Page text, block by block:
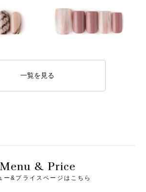
一覧を見る
Menu & Price
ー&プライスページはこちら